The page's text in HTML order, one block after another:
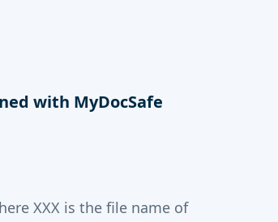
with MyDocSafe
XXX is the file name of